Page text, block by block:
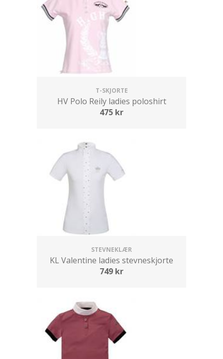
T-SKJORTE
HV Polo Reily ladies poloshirt
475 kr
STEVNEKLÆR
KL Valentine ladies stevneskjorte
749 kr